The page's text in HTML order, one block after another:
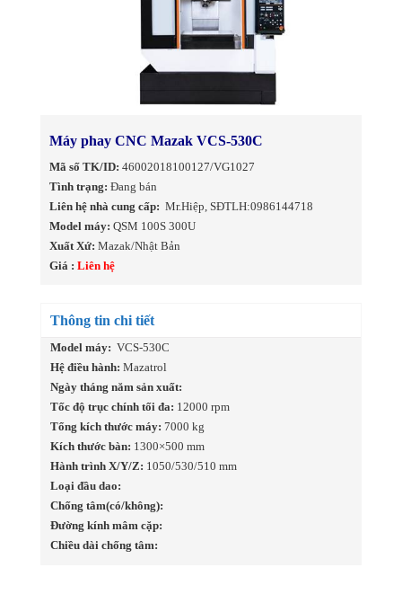
Máy phay CNC Mazak VCS-530C
Mã số TK/ID: 46002018100127/VG1027
Tình trạng: Đang bán
Liên hệ nhà cung cấp: Mr.Hiệp, SĐTLH:0986144718
Model máy: QSM 100S 300U
Xuất Xứ: Mazak/Nhật Bản
Giá : Liên hệ
Thông tin chi tiết
Model máy: VCS-530C
Hệ điều hành: Mazatrol
Ngày tháng năm sản xuất:
Tốc độ trục chính tối đa: 12000 rpm
Tổng kích thước máy: 7000 kg
Kích thước bàn: 1300×500 mm
Hành trình X/Y/Z: 1050/530/510 mm
Loại đầu dao:
Chống tâm(có/không):
Đường kính mâm cặp:
Chiều dài chống tâm: